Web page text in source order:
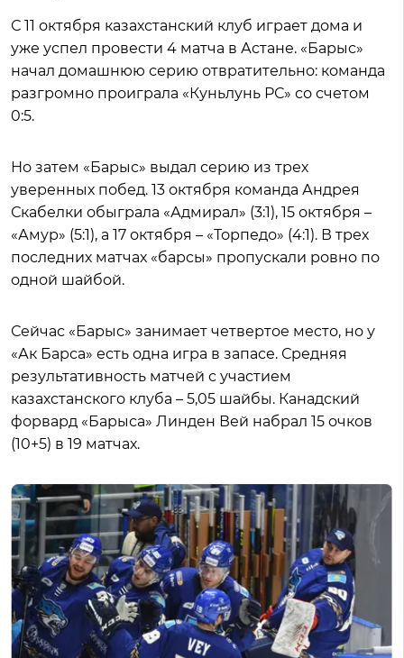
С 11 октября казахстанский клуб играет дома и
уже успел провести 4 матча в Астане. «Барыс»
начал домашнюю серию отвратительно: команда
разгромно проиграла «Куньлунь РС» со счетом
0:5.
Но затем «Барыс» выдал серию из трех
уверенных побед. 13 октября команда Андрея
Скабелки обыграла «Адмирал» (3:1), 15 октября –
«Амур» (5:1), а 17 октября – «Торпедо» (4:1). В трех
последних матчах «барсы» пропускали ровно по
одной шайбой.
Сейчас «Барыс» занимает четвертое место, но у
«Ак Барса» есть одна игра в запасе. Средняя
результативность матчей с участием
казахстанского клуба – 5,05 шайбы. Канадский
форвард «Барыса» Линден Вей набрал 15 очков
(10+5) в 19 матчах.